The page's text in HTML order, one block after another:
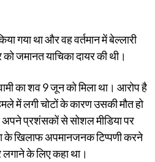
गया था और वह वर्तमान में बेल्लारी
जमानत याचिका दायर की थी।
का शव 9 जून को मिला था। आरोप है
में लगी चोटों के कारण उसकी मौत हो
प्रशंसकों से सोशल मीडिया पर
के खिलाफ अपमानजनक टिप्पणी करने
के लिए कहा था।